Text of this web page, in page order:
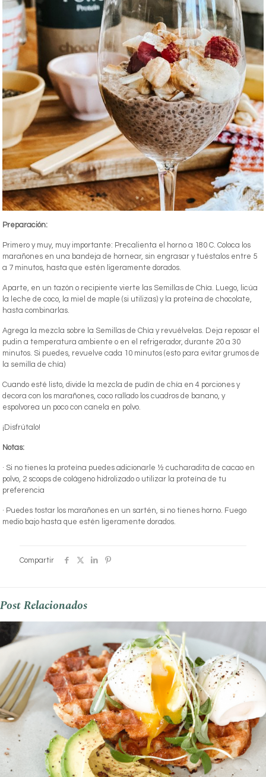
Preparación:
Primero y muy, muy importante: Precalienta el horno a 180 C. Coloca los
marañones en una bandeja de hornear, sin engrasar y tuéstalos entre 5
a 7 minutos, hasta que estén ligeramente dorados.
Aparte, en un tazón o recipiente vierte las Semillas de Chía. Luego, licúa
la leche de coco, la miel de maple (si utilizas) y la proteína de chocolate,
hasta combinarlas.
Agrega la mezcla sobre la Semillas de Chía y revuélvelas. Deja reposar el
pudin a temperatura ambiente o en el refrigerador, durante 20 a 30
minutos. Si puedes, revuelve cada 10 minutos (esto para evitar grumos de
la semilla de chía)
Cuando esté listo, divide la mezcla de pudín de chía en 4 porciones y
decora con los marañones, coco rallado los cuadros de banano, y
espolvorea un poco con canela en polvo.
¡Disfrútalo!
Notas:
· Si no tienes la proteína puedes adicionarle ½ cucharadita de cacao en
polvo, 2 scoops de colágeno hidrolizado o utilizar la proteína de tu
preferencia
· Puedes tostar los marañones en un sartén, si no tienes horno. Fuego
medio bajo hasta que estén ligeramente dorados.
Compartir
Post Relacionados